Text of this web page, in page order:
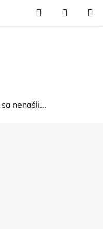
Hľadať
KOŠÍK
sa nenašli...